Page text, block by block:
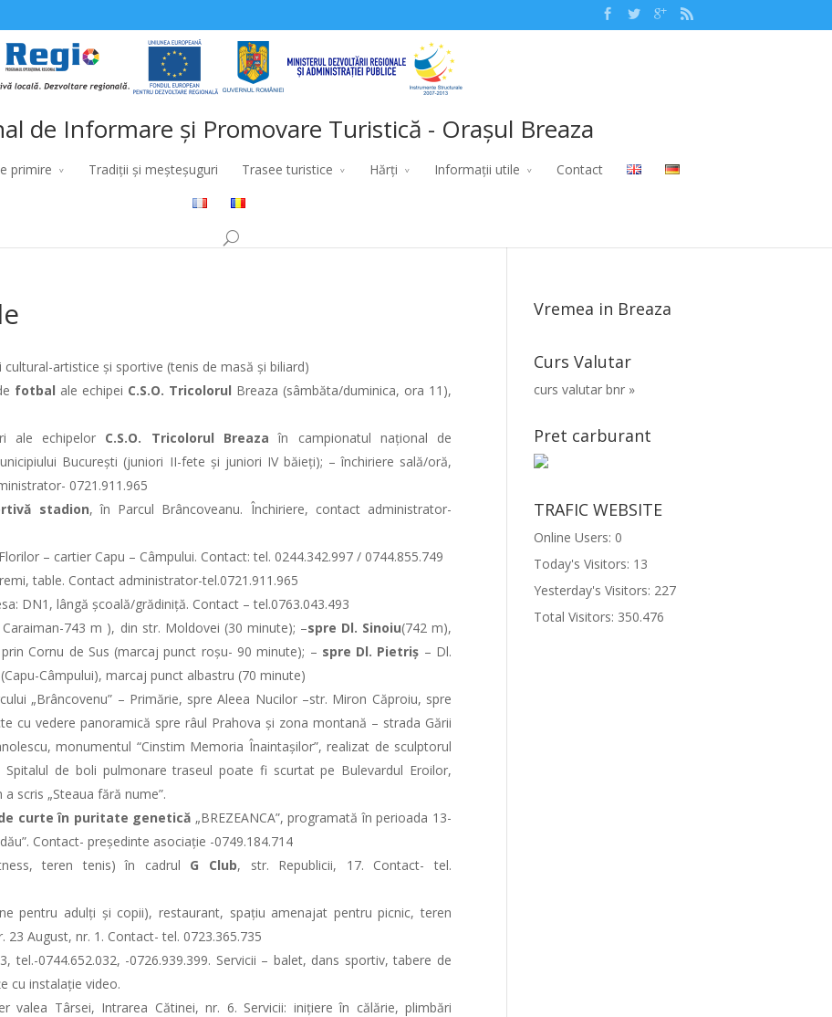
de Informare și Promovare Turistică - Orașul Breaza
primire Tradiții și meșteșuguri Trasee turistice Hărți Informații utile Contact
cultural-artistice și sportive (tenis de masă și biliard)
fotbal ale echipei C.S.O. Tricolorul Breaza (sâmbăta/duminica, ora 11),
ale echipelor C.S.O. Tricolorul Breazaîn campionatul național de
București (juniori II-fete și juniori IV băieți); – închiriere sală/oră,
0721.911.965
stadion, în Parcul Brâncoveanu. Închiriere, contact administrator-
– cartier Capu – Câmpului. Contact: tel. 0244.342.997 / 0744.855.749
table. Contact administrator-tel.0721.911.965
DN1, lângă școală/grădiniță. Contact – tel.0763.043.493
Caraiman-743 m ), din str. Moldovei (30 minute); –spre Dl. Sinoiu(742 m),
Cornu de Sus (marcaj punct roșu- 90 minute); – spre Dl. Pietriș – Dl.
Câmpului), marcaj punct albastru (70 minute)
„Brâncovenu” – Primărie, spre Aleea Nucilor –str. Miron Căproiu, spre
cu vedere panoramică spre râul Prahova și zona montană – strada Gării
monumentul “Cinstim Memoria Înaintașilor”, realizat de sculptorul
de boli pulmonare traseul poate fi scurtat pe Bulevardul Eroilor,
scris „Steaua fără nume”.
curte în puritate genetică „BREZEANCA”, programată în perioada 13-
Contact- președinte asociație -0749.184.714
teren tenis) în cadrul G Club, str. Republicii, 17. Contact- tel.
pentru adulți și copii), restaurant, spațiu amenajat pentru picnic, teren
August, nr. 1. Contact- tel. 0723.365.735
tel.-0744.652.032, -0726.939.399. Servicii – balet, dans sportiv, tabere de
cu instalație video.
valea Târsei, Intrarea Cătinei, nr. 6. Servicii: inițiere în călărie, plimbări
Vremea in Breaza
Curs Valutar
curs valutar bnr »
Pret carburant
TRAFIC WEBSITE
Online Users: 0
Today's Visitors: 13
Yesterday's Visitors: 227
Total Visitors: 350.476